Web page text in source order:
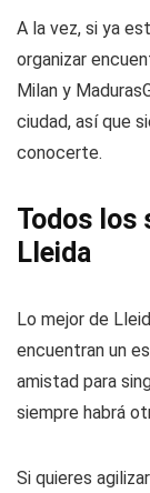
A la vez, si ya
organizar
Milan y
ciudad, así que
conocerte.
Todos los
Lleida
Lo mejor de
encuentran un
amistad para
siempre habrá
Si quieres